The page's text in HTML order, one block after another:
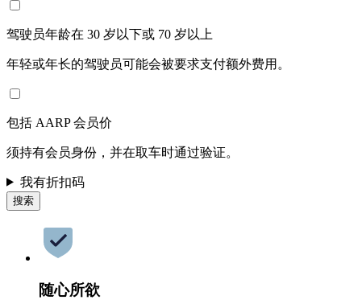
驾驶员年龄在 30 岁以下或 70 岁以上
年轻或年长的驾驶员可能会被要求支付额外费用。
包括 AARP 会员价
须持有会员身份，并在取车时通过验证。
我有折扣码
搜索
随心所欲